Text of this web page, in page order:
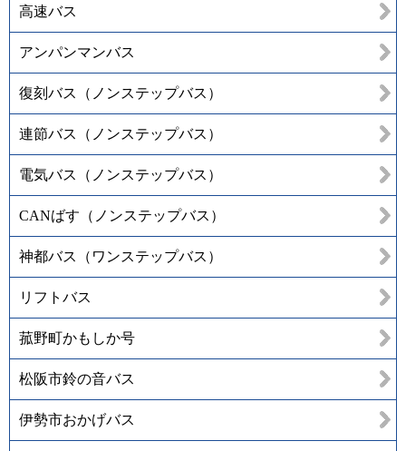
高速バス
アンパンマンバス
復刻バス（ノンステップバス）
連節バス（ノンステップバス）
電気バス（ノンステップバス）
CANばす（ノンステップバス）
神都バス（ワンステップバス）
リフトバス
菰野町かもしか号
松阪市鈴の音バス
伊勢市おかげバス